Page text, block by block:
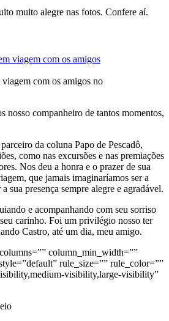
muito alegre nas fotos. Confere aí.
com os amigos no
nosso companheiro de tantos momentos,
da coluna Papo de Pescadô,
como nas excursões e nas premiações
Nos deu a honra e o prazer de sua
que jamais imaginaríamos ser a
sua presença sempre alegre e agradável.
e acompanhando com seu sorriso
carinho. Foi um privilégio nosso ter
Castro, até um dia, meu amigo.
column_min_width=””
rule_size=”” rule_color=””
visibility,large-visibility”